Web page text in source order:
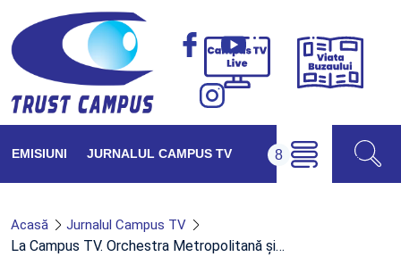
Campus
Viața
EMISIUNI JURNALUL CAMPUS TV
Acasă Jurnalul Campus TV
La Campus TV. Orchestra Metropolitană și…